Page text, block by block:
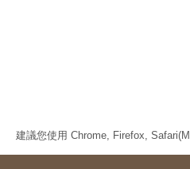
建議您使用 Chrome, Firefox,